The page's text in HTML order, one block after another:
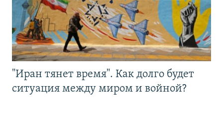
"Иран тянет время". Как долго будет
ситуация между миром и войной?